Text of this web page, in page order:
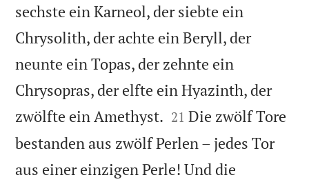
sechste ein Karneol, der siebte ein
Chrysolith, der achte ein Beryll, der
neunte ein Topas, der zehnte ein
Chrysopras, der elfte ein Hyazinth, der
zwölfte ein Amethyst. 

21 Die zwölf Tore
bestanden aus zwölf Perlen – jedes Tor
aus einer einzigen Perle! Und die